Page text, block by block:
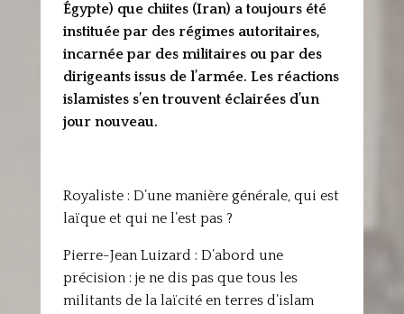
Égypte) que chiites (Iran) a toujours été
instituée par des régimes autoritaires,
incarnée par des militaires ou par des
dirigeants issus de l’armée. Les réactions
islamistes s’en trouvent éclairées d’un
jour nouveau.
Royaliste : D’une manière générale, qui est
laïque et qui ne l’est pas ?
Pierre-Jean Luizard : D’abord une
précision : je ne dis pas que tous les
militants de la laïcité en terres d’islam